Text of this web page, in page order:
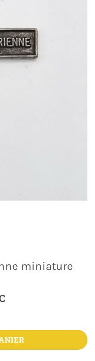
miniature
miniature